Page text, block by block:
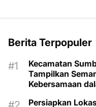
Berita Terpopuler
Kecamatan
Tampilkan
Kebersamaan
Persiapkan